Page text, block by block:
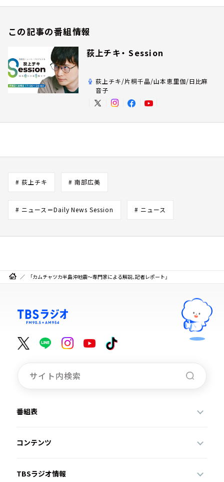
この記事の番組情報
荻上チキ・ Session
荻上チキ/片桐千晶/山本恵里伽/日比麻
音子
# 荻上チキ # 南部広美
# ニュース＝Daily News Session # ニュース
「カムチャツカ半島沖地震～専門家による解説、記者レポート」
番組表
コンテンツ
TBSラジオ情報